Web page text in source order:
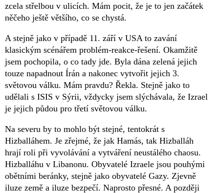
zcela střelbou v ulicích. Mám pocit, že je to jen začátek
něčeho ještě většího, co se chystá.
A stejně jako v případě 11. září v USA to zavání
klasickým scénářem problém-reakce-řešení. Okamžitě
jsem pochopila, o co tady jde. Byla dána zelená jejich
touze napadnout Írán a nakonec vytvořit jejich 3.
světovou válku. Mám pravdu? Řekla. Stejně jako to
udělali s ISIS v Sýrii, vždycky jsem slýchávala, že Izrael
je jejich půdou pro třetí světovou válku.
Na severu by to mohlo být stejné, tentokrát s
Hizballáhem. Je zřejmé, že jak Hamás, tak Hizballáh
hrají roli při vyvolávání a vytváření neustálého chaosu.
Hizballáhu v Libanonu. Obyvatelé Izraele jsou pouhými
obětními beránky, stejně jako obyvatelé Gazy. Zjevně
iluze země a iluze bezpečí. Naprosto přesné. A později